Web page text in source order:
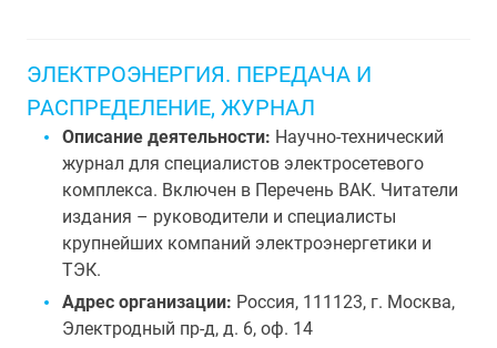
ЭЛЕКТРОЭНЕРГИЯ. ПЕРЕДАЧА И
РАСПРЕДЕЛЕНИЕ, ЖУРНАЛ
Описание деятельности: Научно-технический
журнал для специалистов электросетевого
комплекса. Включен в Перечень ВАК. Читатели
издания – руководители и специалисты
крупнейших компаний электроэнергетики и
ТЭК.
Адрес организации: Россия, 111123, г. Москва,
Электродный пр-д, д. 6, оф. 14